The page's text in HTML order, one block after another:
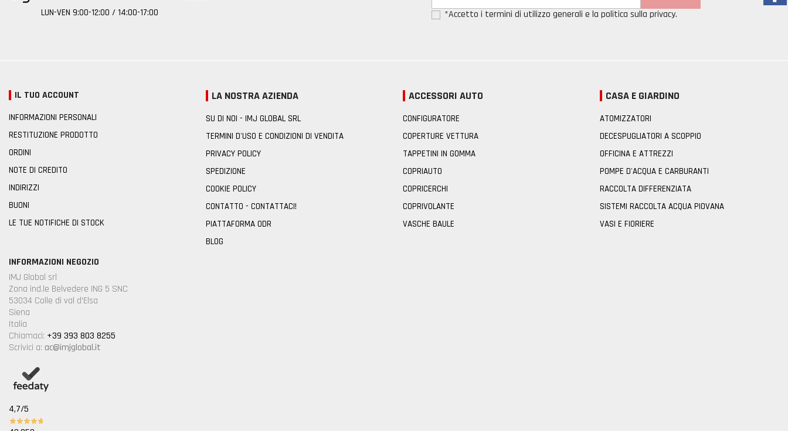
LUN-VEN 9:00-12:00 / 14:00-17:00
*Accetto i termini di utilizzo generali e la politica sulla privacy.
IL TUO ACCOUNT
INFORMAZIONI PERSONALI
RESTITUZIONE PRODOTTO
ORDINI
NOTE DI CREDITO
INDIRIZZI
BUONI
LE TUE NOTIFICHE DI STOCK
LA NOSTRA AZIENDA
SU DI NOI - IMJ GLOBAL SRL
TERMINI D'USO E CONDIZIONI DI VENDITA
PRIVACY POLICY
SPEDIZIONE
COOKIE POLICY
CONTATTO - CONTATTACI!
PIATTAFORMA ODR
BLOG
ACCESSORI AUTO
CONFIGURATORE
COPERTURE VETTURA
TAPPETINI IN GOMMA
COPRIAUTO
COPRICERCHI
COPRIVOLANTE
VASCHE BAULE
CASA E GIARDINO
ATOMIZZATORI
DECESPUGLIATORI A SCOPPIO
OFFICINA E ATTREZZI
POMPE D'ACQUA E CARBURANTI
RACCOLTA DIFFERENZIATA
SISTEMI RACCOLTA ACQUA PIOVANA
VASI E FIORIERE
INFORMAZIONI NEGOZIO
IMJ Global srl
Zona ind.le Belvedere ING 5 SNC
53034 Colle di val d'Elsa
Siena
Italia
Chiamaci: +39 393 803 8255
Scrivici a: ac@imjglobal.it
4,7/5